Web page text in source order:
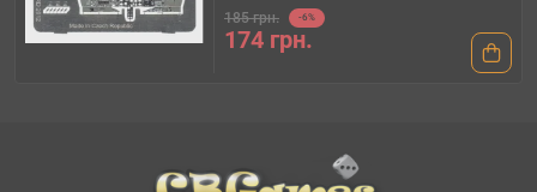
185 грн. -6%
174 грн.